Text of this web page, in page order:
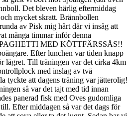
Det bleven härlig eftermiddag
mycket skratt. Brännbollen
av Pisk mig hårt där vi insåg att
många timmar inför denna
MED KÖTTFÄRSSÅS!!
Efter lunchen var tiden knapp
lägret. Till träningen var det cirka 4km
med inslag av två
tyckte att dagens träning var jätterolig!
så var det tajt med tid innan
panerad fisk med Oves gudomliga
Efter middagen så var det dags för